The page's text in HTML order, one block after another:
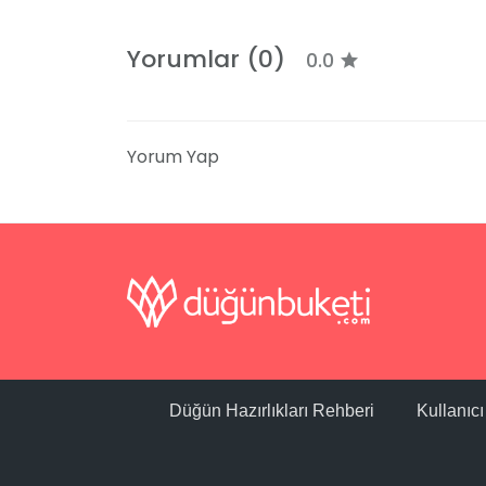
Yorumlar (0) 0.0
Yorum Yap
Düğün Hazırlıkları Rehberi